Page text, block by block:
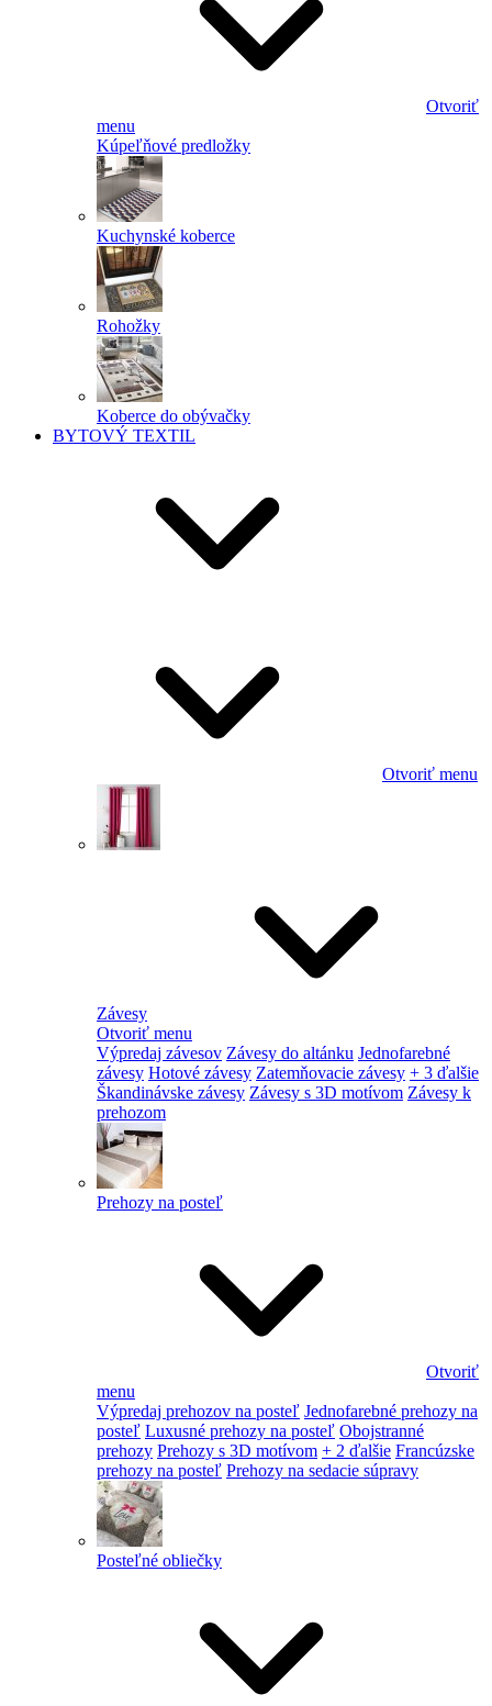
Otvoriť
menu
Kúpeľňové predložky
Kuchynské koberce
Rohožky
Koberce do obývačky
BYTOVÝ TEXTIL
Otvoriť menu
Závesy
Otvoriť menu
Výpredaj závesov Závesy do altánku Jednofarebné
závesy Hotové závesy Zatemňovacie závesy + 3 ďalšie
Škandinávske závesy Závesy s 3D motívom Závesy k
prehozom
Prehozy na posteľ
Otvoriť
menu
Výpredaj prehozov na posteľ Jednofarebné prehozy na
posteľ Luxusné prehozy na posteľ Obojstranné
prehozy Prehozy s 3D motívom + 2 ďalšie Francúzske
prehozy na posteľ Prehozy na sedacie súpravy
Posteľné obliečky